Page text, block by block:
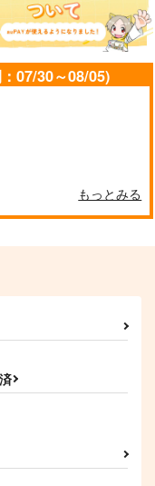
07/30～08/05)
もっとみる